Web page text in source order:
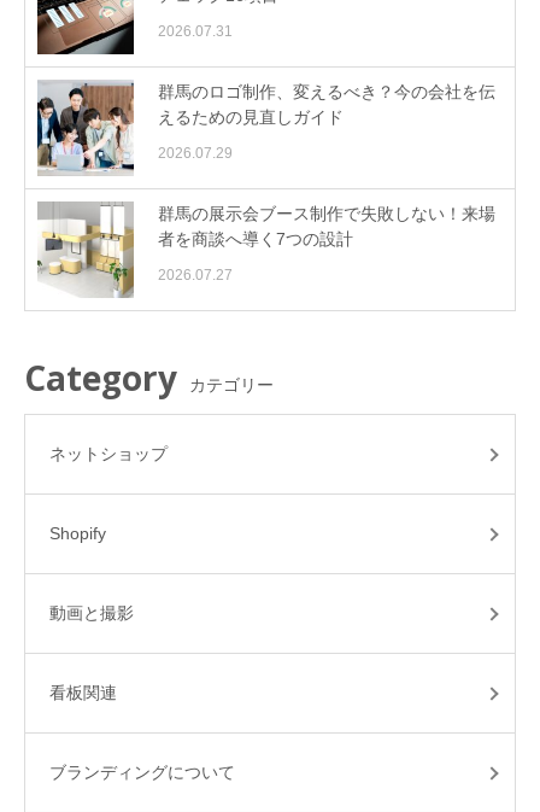
2026.07.31
群馬のロゴ制作、変えるべき？今の会社を伝
えるための見直しガイド
2026.07.29
群馬の展示会ブース制作で失敗しない！来場
者を商談へ導く7つの設計
2026.07.27
Category カテゴリー
ネットショップ
Shopify
動画と撮影
看板関連
ブランディングについて